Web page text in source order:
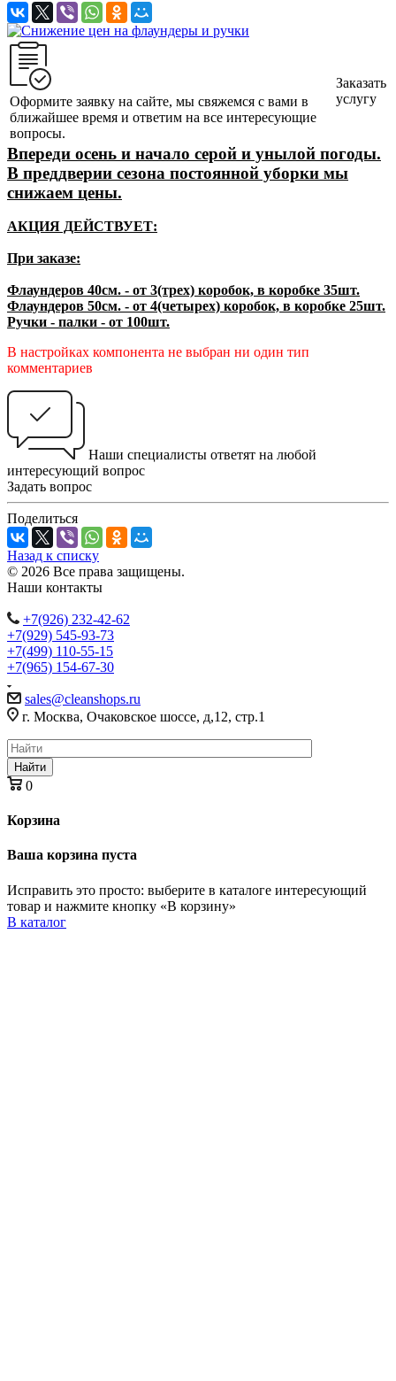
Оформите заявку на сайте, мы свяжемся с вами в
ближайшее время и ответим на все интересующие
вопросы.
Заказать
услугу
Впереди осень и начало серой и унылой погоды.
В преддверии сезона постоянной уборки мы
снижаем цены.
АКЦИЯ ДЕЙСТВУЕТ:
При заказе:
Флаундеров 40см. - от 3(трех) коробок, в коробке 35шт.
Флаундеров 50см. - от 4(четырех) коробок, в коробке 25шт.
Ручки - палки - от 100шт.
В настройках компонента не выбран ни один тип
комментариев
Наши специалисты ответят на любой
интересующий вопрос
Задать вопрос
Поделиться
Назад к списку
© 2026 Все права защищены.
Наши контакты
+7(926) 232-42-62
+7(929) 545-93-73
+7(499) 110-55-15
+7(965) 154-67-30
sales@cleanshops.ru
г. Москва, Очаковское шоссе, д,12, стр.1
Найти
0
Корзина
Ваша корзина пуста
Исправить это просто: выберите в каталоге интересующий
товар и нажмите кнопку «В корзину»
В каталог